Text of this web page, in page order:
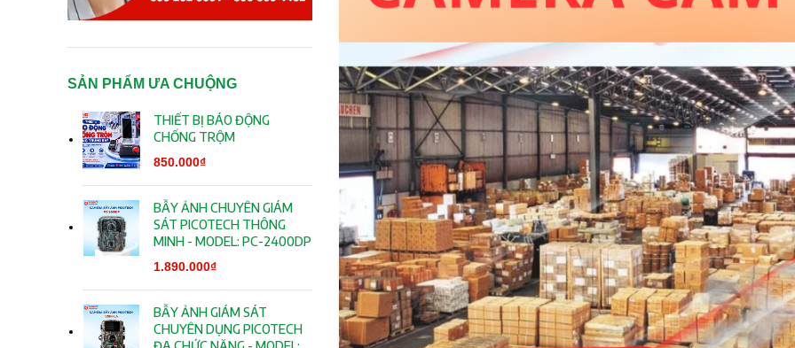
SẢN PHẨM ƯA CHUỘNG
THIẾT BỊ BÁO ĐỘNG
CHỐNG TRỘM
850.000₫
BẪY ẢNH CHUYÊN GIÁM
SÁT PICOTECH THÔNG
MINH - MODEL: PC-2400DP
1.890.000₫
BẪY ẢNH GIÁM SÁT
CHUYÊN DỤNG PICOTECH